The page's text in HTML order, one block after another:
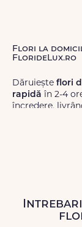
Flori la
FlorideLux.ro
Dăruiește flori
rapidă în 2-4
încredere,
de calitate
Livrăm
să poți adresa
Intrebari